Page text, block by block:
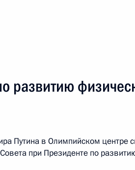
развитию
Путина в Олимпийском центре
при Президенте по